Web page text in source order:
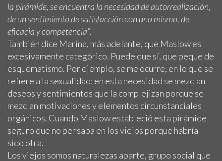
la pirámide, se encuentra la necesidad de autorrealización,
de un sentimiento de satisfacción con uno mismo, de
eficacia y competencia”.
También dice Marina, más adelante, que Maslow es
excesivamente categórico. Puede que sí, que peque de
esquematismo. Por ejemplo, se me ocurre, en lo que se
refiere a la sexualidad: en esta necesidad se mezclan
deseos y sentimientos que la complejizan porque se
mezclan motivaciones y elementos circunstanciales
orgánicos. Cuando Maslow estableció esta pirámide
seguro que no pensaba en los viejos porque habría
sido otra.
Los viejos somos naturalezas aparte, grupo social que